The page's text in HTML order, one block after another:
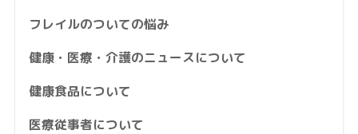
フレイルのついての悩み
健康・医療・介護のニュースについて
健康食品について
医療従事者について